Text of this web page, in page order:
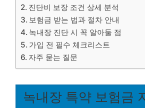
진단비 보장 조건 상세 분석
보험금 받는 법과 절차 안내
녹내장 진단 시 꼭 알아둘 점
가입 전 필수 체크리스트
자주 묻는 질문
녹내장 특약 보험금